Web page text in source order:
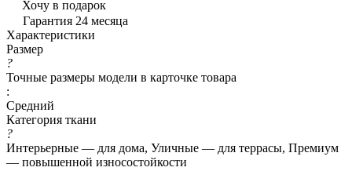
Хочу в подарок
Гарантия 24 месяца
Характеристики
Размер
?
Точные размеры модели в карточке товара
:
Средний
Категория ткани
?
Интерьерные — для дома, Уличные — для террасы, Премиум
— повышенной износостойкости